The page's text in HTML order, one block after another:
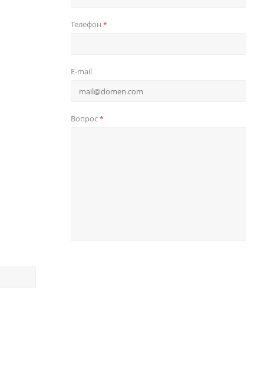
Телефон *
E-mail
Вопрос*